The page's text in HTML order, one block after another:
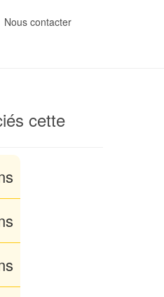
Nous contacter
cette